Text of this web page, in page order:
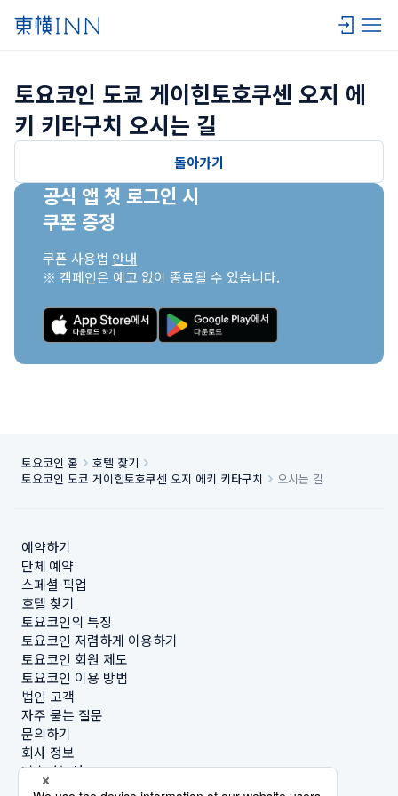
토요코인 도쿄 게이힌토호쿠센 오지 에
키 키타구치 오시는 길
돌아가기
공식 앱 첫 로그인 시
쿠폰 증정
쿠폰 사용법 안내
※ 캠페인은 예고 없이 종료될 수 있습니다.
토요코인 홈
호텔 찾기
토요코인 도쿄 게이힌토호쿠센 오지 에키 키타구치
오시는 길
예약하기
단체 예약
스페셜 픽업
호텔 찾기
토요코인의 특징
토요코인 저렴하게 이용하기
토요코인 회원 제도
토요코인 이용 방법
법인 고객
자주 묻는 질문
문의하기
회사 정보
지속가능성